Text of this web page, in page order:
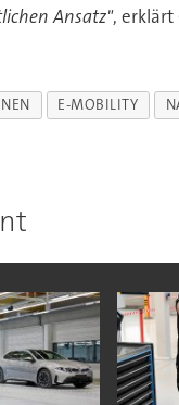
Ansatz", erklärt
E-MOBILITY